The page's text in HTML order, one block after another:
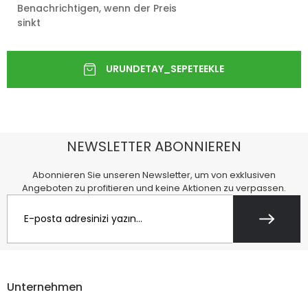
Benachrichtigen, wenn der Preis
sinkt
NEWSLETTER ABONNIEREN
Abonnieren Sie unseren Newsletter, um von exklusiven
Angeboten zu profitieren und keine Aktionen zu verpassen.
Unternehmen